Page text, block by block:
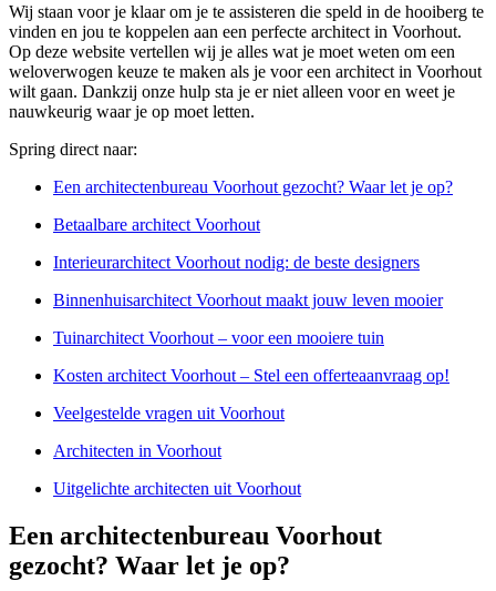
Wij staan voor je klaar om je te assisteren die speld in de hooiberg te
vinden en jou te koppelen aan een perfecte architect in Voorhout.
Op deze website vertellen wij je alles wat je moet weten om een
weloverwogen keuze te maken als je voor een architect in Voorhout
wilt gaan. Dankzij onze hulp sta je er niet alleen voor en weet je
nauwkeurig waar je op moet letten.
Spring direct naar:
Een architectenbureau Voorhout gezocht? Waar let je op?
Betaalbare architect Voorhout
Interieurarchitect Voorhout nodig: de beste designers
Binnenhuisarchitect Voorhout maakt jouw leven mooier
Tuinarchitect Voorhout – voor een mooiere tuin
Kosten architect Voorhout – Stel een offerteaanvraag op!
Veelgestelde vragen uit Voorhout
Architecten in Voorhout
Uitgelichte architecten uit Voorhout
Een architectenbureau Voorhout
gezocht? Waar let je op?